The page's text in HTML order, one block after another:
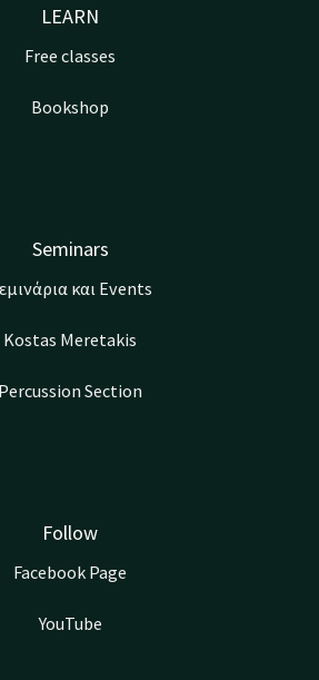
LEARN
Free classes
Bookshop
Seminars
και Events
Kostas Meretakis
Percussion Section
Follow
Facebook Page
YouTube